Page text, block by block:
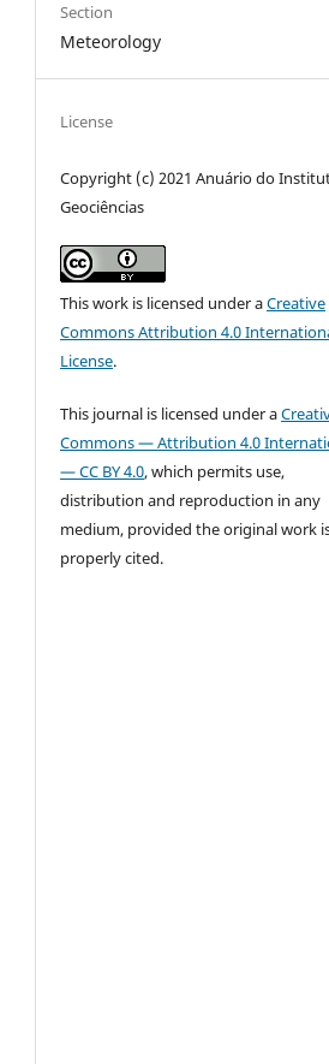
Section
Meteorology
License
Copyright (c) 2021 Anuário do
Geociências
This work is licensed under aCreative
Commons Attribution 4.0
License.
This journal is licensed under a
Commons — Attribution 4.0
— CC BY 4.0, which permits use,
distribution and reproduction in any
medium, provided the original work
properly cited.